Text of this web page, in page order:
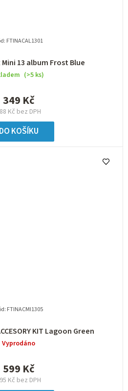
13 album Frost Blue
(>5 ks)
Kč bez DPH
349 Kč
DO KOŠÍKU
FTINACAL1301
KIT Lagoon Green
Vyprodáno
Kč bez DPH
599 Kč
FTINACMI1305